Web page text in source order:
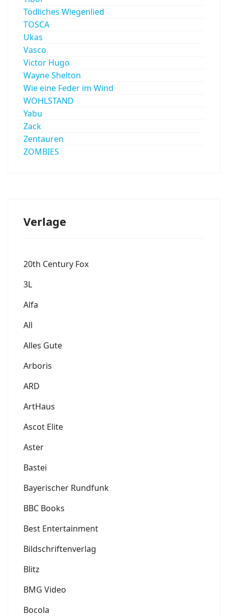
Tödliches Wiegenlied
TOSCA
Ukas
Vasco
Victor Hugo
Wayne Shelton
Wie eine Feder im Wind
WOHLSTAND
Yabu
Zack
Zentauren
ZOMBIES
Verlage
20th Century Fox
3L
Alfa
All
Alles Gute
Arboris
ARD
ArtHaus
Ascot Elite
Aster
Bastei
Bayerischer Rundfunk
BBC Books
Best Entertainment
Bildschriftenverlag
Blitz
BMG Video
Bocola